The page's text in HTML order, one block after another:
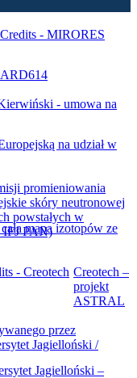
na udział w
mapa izotopów ze
Creotech –
projekt
ASTRAL
Jagielloński –